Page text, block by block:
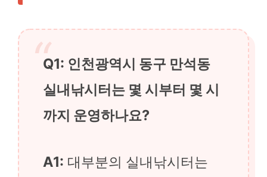
Q1: 인천광역시 동구 만석동
실내낚시터는 몇 시부터 몇 시
까지 운영하나요?
A1: 대부분의 실내낚시터는